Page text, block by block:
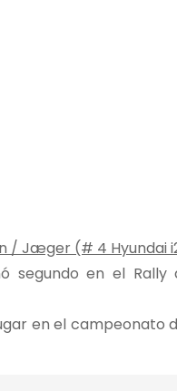
/ Jæger (# 4 Hyundai
segundo en el Rally
en el campeonato